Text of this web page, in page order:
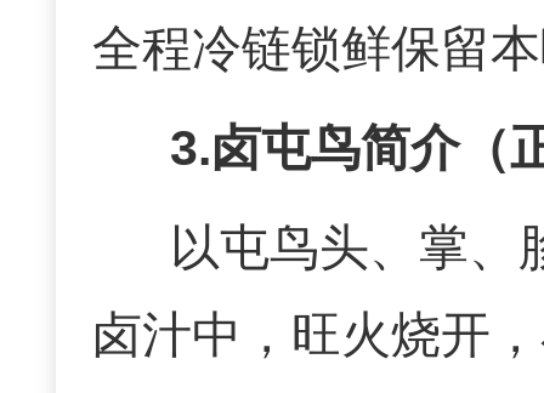
全程冷链锁鲜保留
3.卤屯鸟简介（
以屯鸟头、掌、
卤汁中，旺火烧开